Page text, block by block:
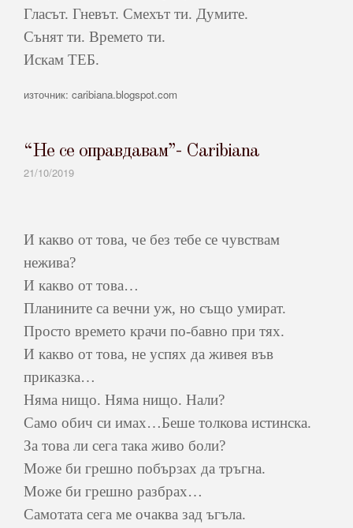
Гласът. Гневът. Смехът ти. Думите.
Сънят ти. Времето ти.
Искам ТЕБ.
източник: caribiana.blogspot.com
“Не се оправдавам”- Caribiana
21/10/2019
И какво от това, че без тебе се чувствам
нежива?
И какво от това…
Планините са вечни уж, но също умират.
Просто времето крачи по-бавно при тях.
И какво от това, не успях да живея във
приказка…
Няма нищо. Няма нищо. Нали?
Само обич си имах…Беше толкова истинска.
За това ли сега така живо боли?
Може би грешно побързах да тръгна.
Може би грешно разбрах…
Самотата сега ме очаква зад ъгъла.